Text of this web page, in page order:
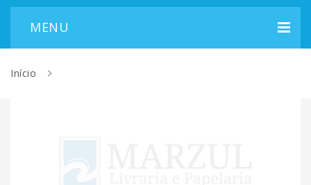
Início